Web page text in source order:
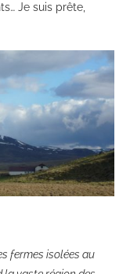
Je suis prête,
fermes isolées au